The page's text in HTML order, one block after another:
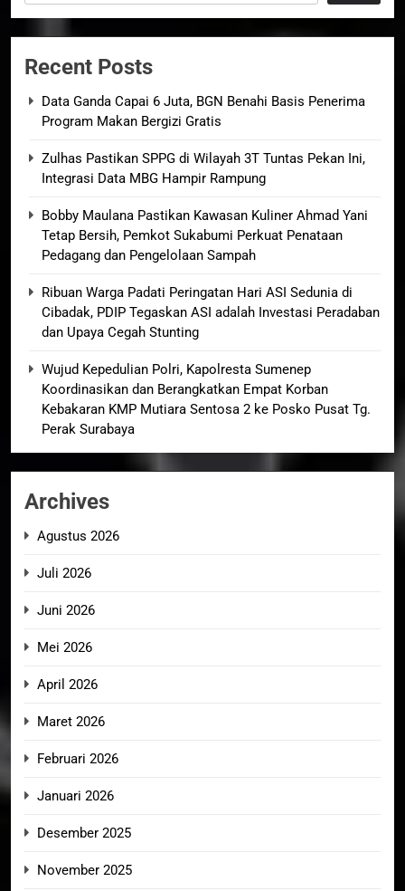
Recent Posts
Data Ganda Capai 6 Juta, BGN Benahi Basis Penerima
Program Makan Bergizi Gratis
Zulhas Pastikan SPPG di Wilayah 3T Tuntas Pekan Ini,
Integrasi Data MBG Hampir Rampung
Bobby Maulana Pastikan Kawasan Kuliner Ahmad Yani
Tetap Bersih, Pemkot Sukabumi Perkuat Penataan
Pedagang dan Pengelolaan Sampah
Ribuan Warga Padati Peringatan Hari ASI Sedunia di
Cibadak, PDIP Tegaskan ASI adalah Investasi Peradaban
dan Upaya Cegah Stunting
Wujud Kepedulian Polri, Kapolresta Sumenep
Koordinasikan dan Berangkatkan Empat Korban
Kebakaran KMP Mutiara Sentosa 2 ke Posko Pusat Tg.
Perak Surabaya
Archives
Agustus 2026
Juli 2026
Juni 2026
Mei 2026
April 2026
Maret 2026
Februari 2026
Januari 2026
Desember 2025
November 2025